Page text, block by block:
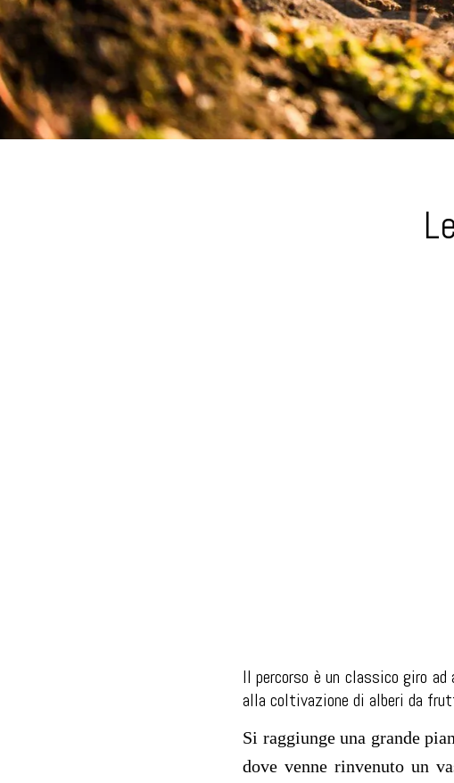
II percorso è un classico giro
alla coltivazione di alberi da
Si raggiunge una grande
dove venne rinvenuto un